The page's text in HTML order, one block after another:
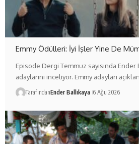
Emmy Ödülleri: İyi İşler Yine De
Episode Dergi Temmuz sayısında Ender
adaylarını inceliyor. Emmy adayları
TarafındanEnder Ballıkaya 6 Ağu 2026